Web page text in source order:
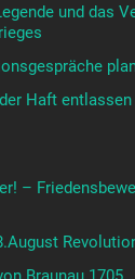
und das
Haft
–